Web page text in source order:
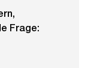
Frage: